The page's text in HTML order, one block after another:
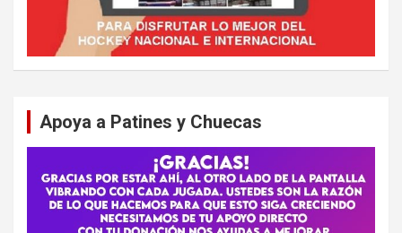
Apoya a Patines y Chuecas